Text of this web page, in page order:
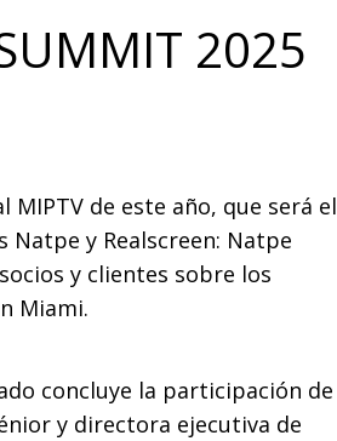
2025
de este año, que será el
y Realscreen: Natpe
y clientes sobre los
Miami.
concluye la participación de
y directora ejecutiva de